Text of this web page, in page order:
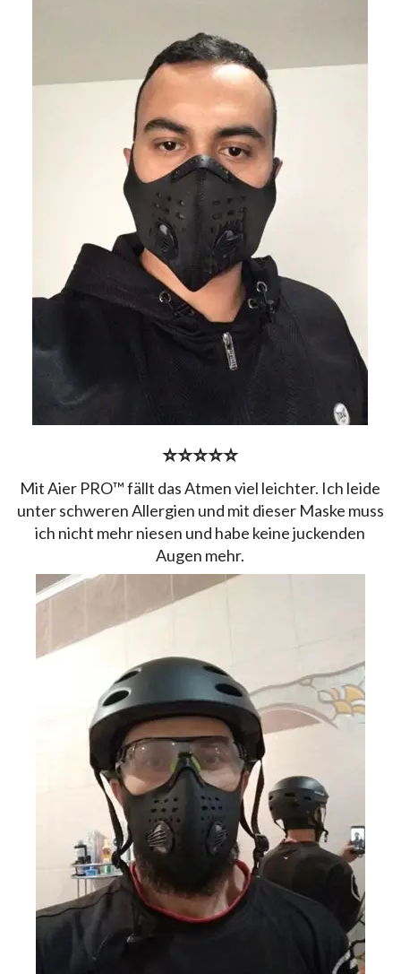
⭐⭐⭐⭐⭐
Mit Aier PRO™ fällt das Atmen viel leichter. Ich leide
unter schweren Allergien und mit dieser Maske muss
ich nicht mehr niesen und habe keine juckenden
Augen mehr.